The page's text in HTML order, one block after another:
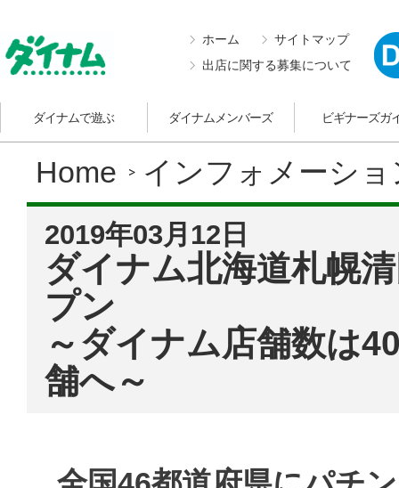
ホーム
サイトマップ
出店に関する募集について
ダイナムで遊ぶ ダイナムメンバーズ ビギナーズガ
Home インフォメーショ
2019年03月12日
ダイナム北海道札幌
プン
～ダイナム店舗数は
舗へ～